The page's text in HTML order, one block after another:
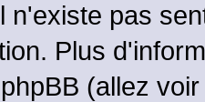
n'existe pas
Plus
(allez